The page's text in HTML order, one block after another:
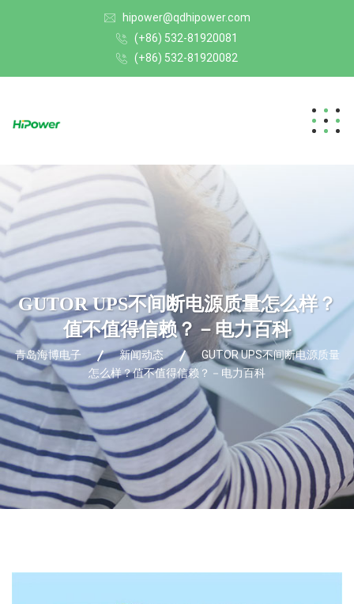
hipower@qdhipower.com
(+86) 532-81920081
(+86) 532-81920082
GUTOR UPS不间断电源质量怎么样？
值不值得信赖？－电力百科
青岛海博电子 新闻动态
GUTOR UPS不间断电源质量
怎么样？值不值得信赖？－电力百科